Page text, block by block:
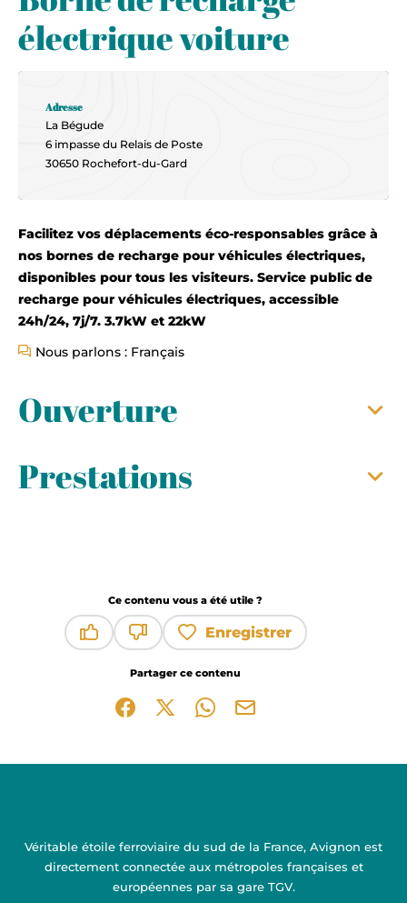
électrique voiture
Facilitez vos déplacements éco-responsables grâce à
nos bornes de recharge pour véhicules électriques,
disponibles pour tous les visiteurs. Service public de
recharge pour véhicules électriques, accessible
24h/24, 7j/7. 3.7kW et 22kW
Nous parlons : Français
Ouverture
Prestations
Adresse
La Bégude
6 impasse du Relais de Poste
30650 Rochefort-du-Gard
Ce contenu vous a été utile ?
Enregistrer
Partager ce contenu
Partager sur Facebook (nouvelle fenêtre)
Partager sur X / Twitter (nouvelle
Partager sur WhatsApp
Partager par mail
Véritable étoile ferroviaire du sud de la France, Avignon est
directement connectée aux métropoles françaises et
européennes par sa gare TGV.